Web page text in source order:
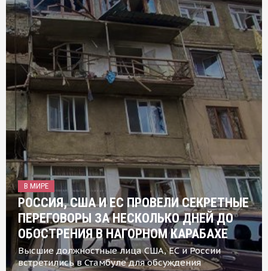
В МИРЕ
РОССИЯ, США И ЕС ПРОВЕЛИ СЕКРЕТНЫЕ
ПЕРЕГОВОРЫ ЗА НЕСКОЛЬКО ДНЕЙ ДО
ОБОСТРЕНИЯ В НАГОРНОМ КАРАБАХЕ
Высшие должностные лица США, ЕС и России
встретились в Стамбуле для обсуждения